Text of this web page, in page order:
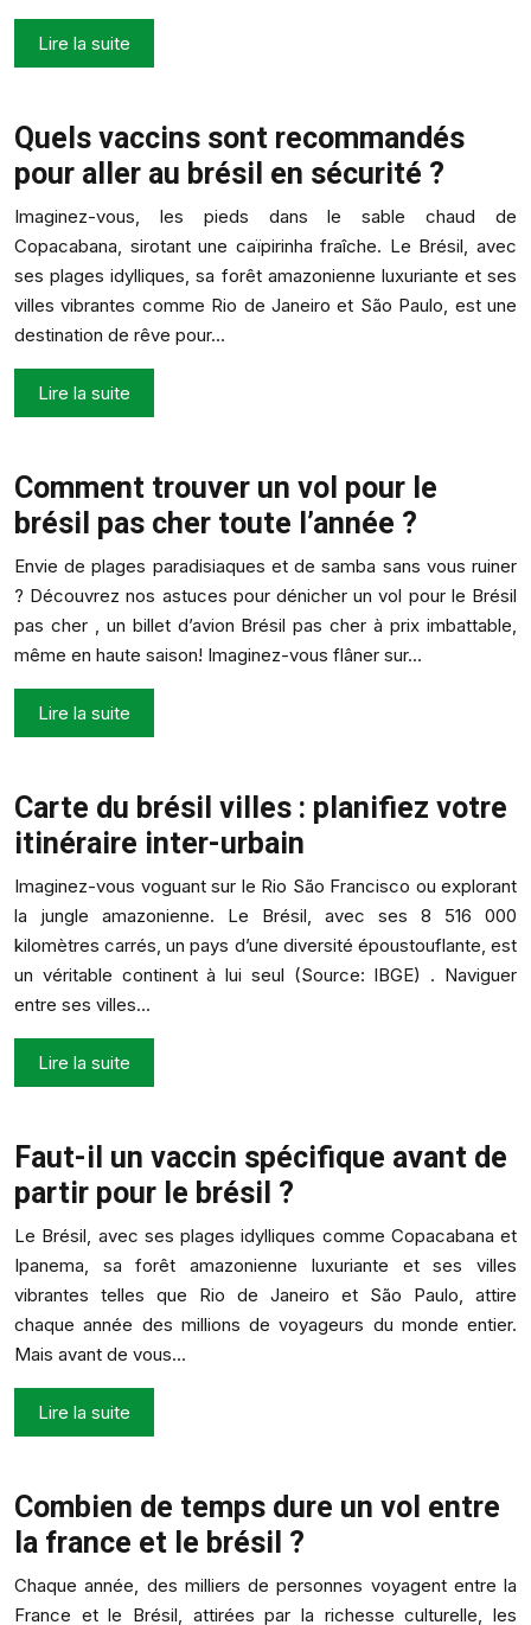
Lire la suite
Quels vaccins sont recommandés
pour aller au brésil en sécurité ?
Imaginez-vous, les pieds dans le sable chaud de
Copacabana, sirotant une caïpirinha fraîche. Le Brésil, avec
ses plages idylliques, sa forêt amazonienne luxuriante et ses
villes vibrantes comme Rio de Janeiro et São Paulo, est une
destination de rêve pour…
Lire la suite
Comment trouver un vol pour le
brésil pas cher toute l’année ?
Envie de plages paradisiaques et de samba sans vous ruiner
? Découvrez nos astuces pour dénicher un vol pour le Brésil
pas cher , un billet d’avion Brésil pas cher à prix imbattable,
même en haute saison! Imaginez-vous flâner sur…
Lire la suite
Carte du brésil villes : planifiez votre
itinéraire inter-urbain
Imaginez-vous voguant sur le Rio São Francisco ou explorant
la jungle amazonienne. Le Brésil, avec ses 8 516 000
kilomètres carrés, un pays d’une diversité époustouflante, est
un véritable continent à lui seul (Source: IBGE) . Naviguer
entre ses villes…
Lire la suite
Faut-il un vaccin spécifique avant de
partir pour le brésil ?
Le Brésil, avec ses plages idylliques comme Copacabana et
Ipanema, sa forêt amazonienne luxuriante et ses villes
vibrantes telles que Rio de Janeiro et São Paulo, attire
chaque année des millions de voyageurs du monde entier.
Mais avant de vous…
Lire la suite
Combien de temps dure un vol entre
la france et le brésil ?
Chaque année, des milliers de personnes voyagent entre la
France et le Brésil, attirées par la richesse culturelle, les